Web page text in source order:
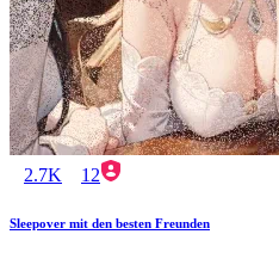
2.7K 12
Sleepover mit den besten Freunden